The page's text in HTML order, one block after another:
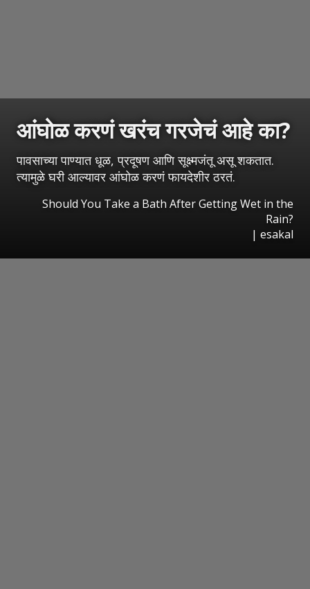
आंघोळ करणं खरंच गरजेचं आहे का?
पावसाच्या पाण्यात धूळ, प्रदूषण आणि सूक्ष्मजंतू असू शकतात.
त्यामुळे घरी आल्यावर आंघोळ करणं फायदेशीर ठरतं.
Should You Take a Bath After Getting Wet in the
Rain?
| esakal